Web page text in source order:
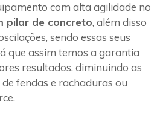
com alta agilidade no
pilar de concreto, além disso
sendo essas seus
que assim temos a garantia
resultados, diminuindo as
fendas e rachaduras ou